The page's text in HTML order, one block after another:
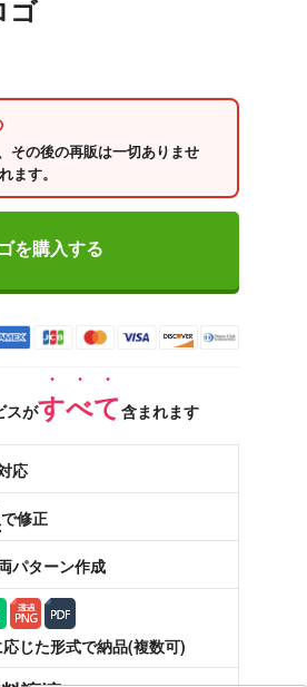
ゴ
その後の再販は一切ありませ
ます。
を購入する
スがすべて含まれます
応
で修正
パターン作成
じた形式で納品(複数可)